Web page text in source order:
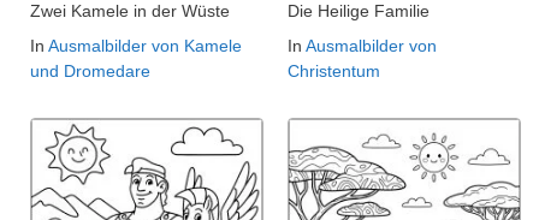
Zwei Kamele in der Wüste
In Ausmalbilder von Kamele
und Dromedare
Die Heilige Familie
In Ausmalbilder von
Christentum